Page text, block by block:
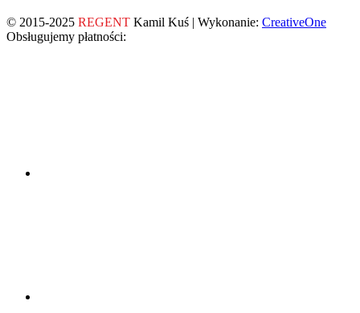
© 2015-2025 REGENT Kamil Kuś | Wykonanie: CreativeOne
Obsługujemy płatności: